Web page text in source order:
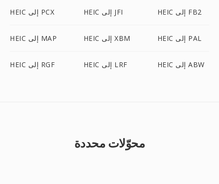
HEIC إلى PCX HEIC إلى JFI HEIC إلى FB2
HEIC إلى MAP HEIC إلى XBM HEIC إلى PAL
HEIC إلى RGF HEIC إلى LRF HEIC إلى ABW
محوّلات محددة